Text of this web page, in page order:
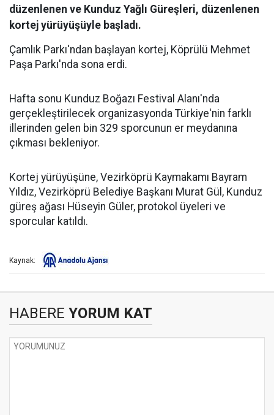
düzenlenen ve Kunduz Yağlı Güreşleri, düzenlenen
kortej yürüyüşüyle başladı.
Çamlık Parkı'ndan başlayan kortej, Köprülü Mehmet
Paşa Parkı'nda sona erdi.
Hafta sonu Kunduz Boğazı Festival Alanı'nda
gerçekleştirilecek organizasyonda Türkiye'nin farklı
illerinden gelen bin 329 sporcunun er meydanına
çıkması bekleniyor.
Kortej yürüyüşüne, Vezirköprü Kaymakamı Bayram
Yıldız, Vezirköprü Belediye Başkanı Murat Gül, Kunduz
güreş ağası Hüseyin Güler, protokol üyeleri ve
sporcular katıldı.
Kaynak:
HABERE YORUM KAT